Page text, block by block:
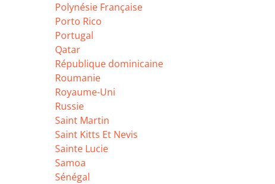
Polynésie Française
Porto Rico
Portugal
Qatar
République dominicaine
Roumanie
Royaume-Uni
Russie
Saint Martin
Saint Kitts Et Nevis
Sainte Lucie
Samoa
Sénégal